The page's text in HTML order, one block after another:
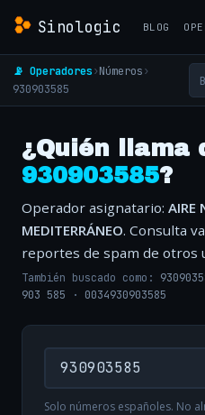
Sinologic BLOG
📡 Operadores›Números›
930903585
¿Quién llama
930903585?
Operador asignatario: AIRE
MEDITERRÁNEO. Consulta
reportes de spam de otros
También buscado como:
903 585 · 0034930903585
Solo números españoles. No